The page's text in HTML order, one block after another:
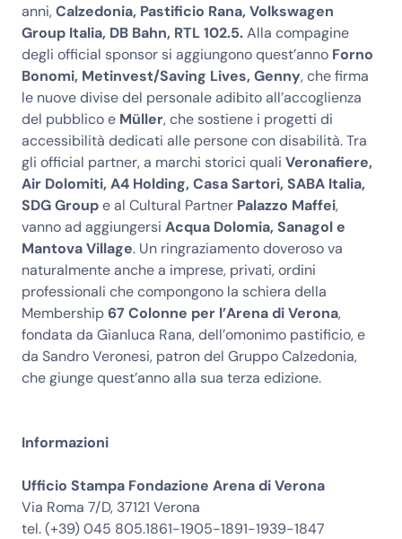
anni,Calzedonia, Pastificio Rana, Volkswagen
Group Italia, DB Bahn, RTL 102.5.Alla compagine
degli official sponsor si aggiungono quest’anno Forno
Bonomi, Metinvest/Saving Lives, Genny, che firma
le nuove divise del personale adibito all’accoglienza
del pubblico e Müller, che sostiene i progetti di
accessibilità dedicati alle persone con disabilità. Tra
gli official partner, a marchi storici quali Veronafiere,
Air Dolomiti, A4 Holding, Casa Sartori, SABA Italia,
SDG Groupe al Cultural Partner Palazzo Maffei,
vanno ad aggiungersi Acqua Dolomia, Sanagol e
Mantova Village. Un ringraziamento doveroso va
naturalmente anche a imprese, privati, ordini
professionali che compongono la schiera della
Membership67 Colonne per l’Arena di Verona,
fondata da Gianluca Rana, dell’omonimo pastificio, e
da Sandro Veronesi, patron del Gruppo Calzedonia,
che giunge quest’anno alla sua terza edizione.
Informazioni
Ufficio Stampa Fondazione Arena di Verona
Via Roma 7/D, 37121 Verona
tel. (+39) 045 805.1861-1905-1891-1939-1847